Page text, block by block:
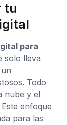
tu
para
solo lleva
Todo
nube y el
enfoque
para las